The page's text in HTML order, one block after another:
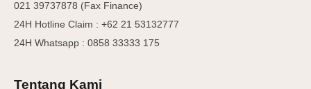
021 39737878 (Fax Finance)
24H Hotline Claim : +62 21 53132777
24H Whatsapp : 0858 33333 175
Tentang Kami